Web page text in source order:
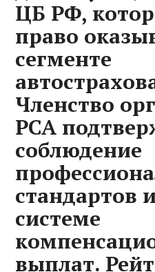
ЦБ РФ,
право
сегменте
Членство
РСА
соблюдение
стандартов
системе
выплат.